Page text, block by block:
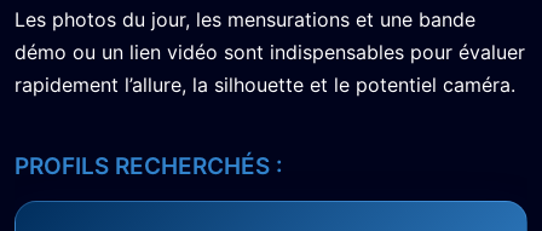
Les photos du jour, les mensurations et une bande
démo ou un lien vidéo sont indispensables pour évaluer
rapidement l’allure, la silhouette et le potentiel caméra.
PROFILS RECHERCHÉS :